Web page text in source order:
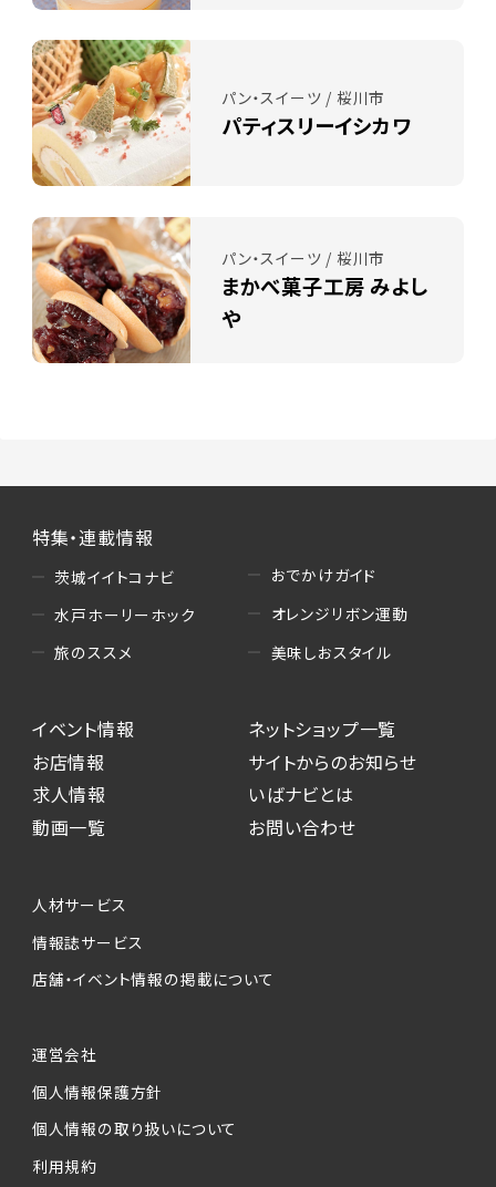
パン・スイーツ / 桜川市
パティスリーイシカワ
パン・スイーツ / 桜川市
まかべ菓子工房 みよし
や
特集・連載情報
茨城イイトコナビ
水戸ホーリーホック
旅のススメ
おでかけガイド
オレンジリボン運動
美味しおスタイル
イベント情報
お店情報
求人情報
動画一覧
ネットショップ一覧
サイトからのお知らせ
いばナビとは
お問い合わせ
人材サービス
情報誌サービス
店舗・イベント情報の掲載について
運営会社
個人情報保護方針
個人情報の取り扱いについて
利用規約